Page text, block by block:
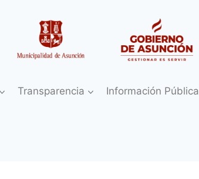
Transparencia Información Pública